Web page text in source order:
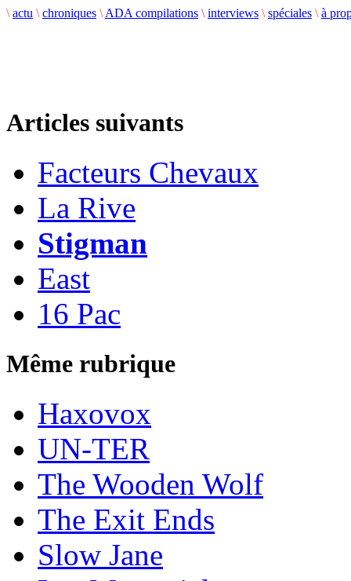
\ actu \ chroniques \ ADA compilations \ interviews \ spéciales \ à
Articles suivants
Facteurs Chevaux
La Rive
Stigman
East
16 Pac
Même rubrique
Haxovox
UN-TER
The Wooden Wolf
The Exit Ends
Slow Jane